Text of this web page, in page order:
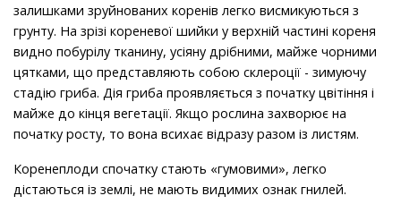
залишками зруйнованих коренів легко висмикуються з
грунту. На зрізі кореневої шийки у верхній частині кореня
видно побурілу тканину, усіяну дрібними, майже чорними
цятками, що представляють собою склероції - зимуючу
стадію гриба. Дія гриба проявляється з початку цвітіння і
майже до кінця вегетації. Якщо рослина захворює на
початку росту, то вона всихає відразу разом із листям.
Коренеплоди спочатку стають «гумовими», легко
дістаються із землі, не мають видимих ознак гнилей.